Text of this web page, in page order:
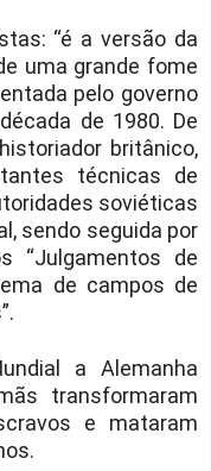
“é a versão da
uma grande fome
pelo governo
de 1980. De
britânico,
técnicas de
soviéticas
sendo seguida por
“Julgamentos de
de campos de
a Alemanha
transformaram
e mataram